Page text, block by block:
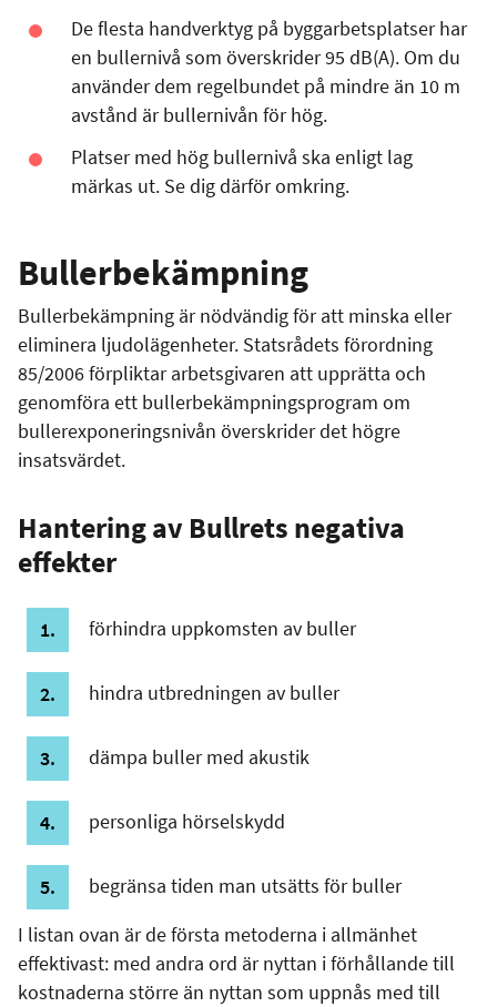
De flesta handverktyg på byggarbetsplatser har
en bullernivå som överskrider 95 dB(A). Om du
använder dem regelbundet på mindre än 10 m
avstånd är bullernivån för hög.
Platser med hög bullernivå ska enligt lag
märkas ut. Se dig därför omkring.
Bullerbekämpning
Bullerbekämpning är nödvändig för att minska eller
eliminera ljudolägenheter. Statsrådets förordning
85/2006 förpliktar arbetsgivaren att upprätta och
genomföra ett bullerbekämpningsprogram om
bullerexponeringsnivån överskrider det högre
insatsvärdet.
Hantering av Bullrets negativa
effekter
förhindra uppkomsten av buller
hindra utbredningen av buller
dämpa buller med akustik
personliga hörselskydd
begränsa tiden man utsätts för buller
I listan ovan är de första metoderna i allmänhet
effektivast: med andra ord är nyttan i förhållande till
kostnaderna större än nyttan som uppnås med till